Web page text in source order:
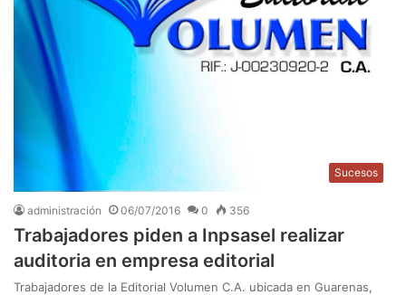
Sucesos
administración 06/07/2016 0 356
Trabajadores piden a Inpsasel realizar
auditoria en empresa editorial
Trabajadores de la Editorial Volumen C.A. ubicada en Guarenas,